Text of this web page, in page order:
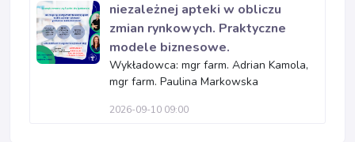
niezależnej apteki w obliczu
zmian rynkowych. Praktyczne
modele biznesowe.
Wykładowca: mgr farm. Adrian Kamola,
mgr farm. Paulina Markowska
2026-09-10 09:00